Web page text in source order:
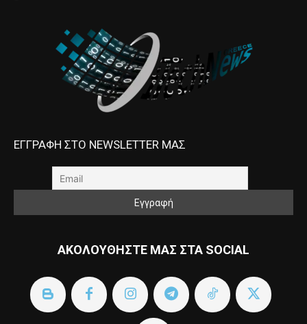
ΕΓΓΡΑΦΗ ΣΤΟ NEWSLETTER ΜΑΣ
ΑΚΟΛΟΥΘΗΣΤΕ ΜΑΣ ΣΤΑ SOCIAL